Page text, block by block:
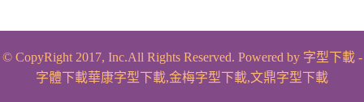
© CopyRight 2017, Inc.All Rights Reserved. Powered by 字型下載-
字體下載華康字型下載,金梅字型下載,文鼎字型下載